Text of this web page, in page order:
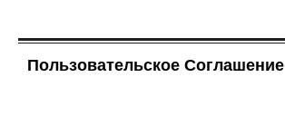
Пользовательское Соглашение